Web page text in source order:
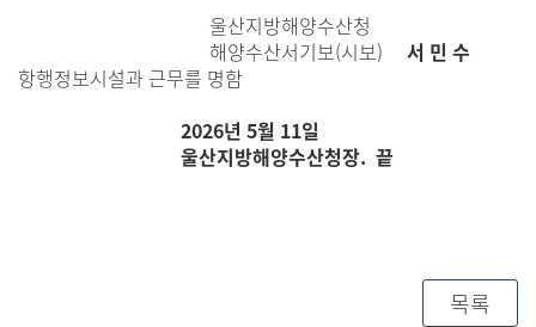
울산지방해양수산청
해양수산서기보(시보) 서 민 수
항행정보시설과 근무를 명함
2026년 5월 11일
울산지방해양수산청장. 끝
목록